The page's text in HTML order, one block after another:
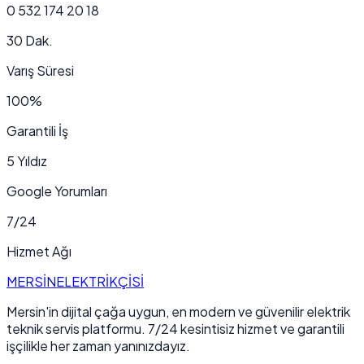
0 532 174 20 18
30 Dak.
Varış Süresi
100%
Garantili İş
5 Yıldız
Google Yorumları
7/24
Hizmet Ağı
MERSİNELEKTRİKÇİSİ
Mersin'in dijital çağa uygun, en modern ve güvenilir elektrik
teknik servis platformu. 7/24 kesintisiz hizmet ve garantili
işçilikle her zaman yanınızdayız.